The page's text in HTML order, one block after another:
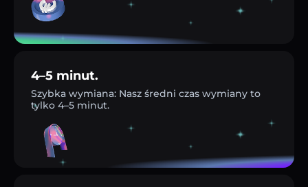
4–5 minut.
Szybka wymiana: Nasz średni czas wymiany to
tylko 4–5 minut.